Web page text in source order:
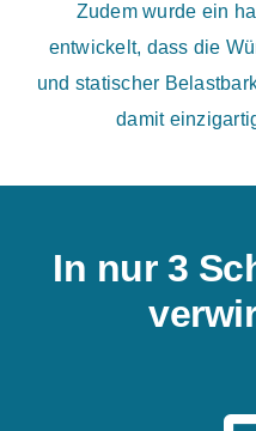
Zudem wurde ein
entwickelt, dass die
und statischer
damit
In nur 3